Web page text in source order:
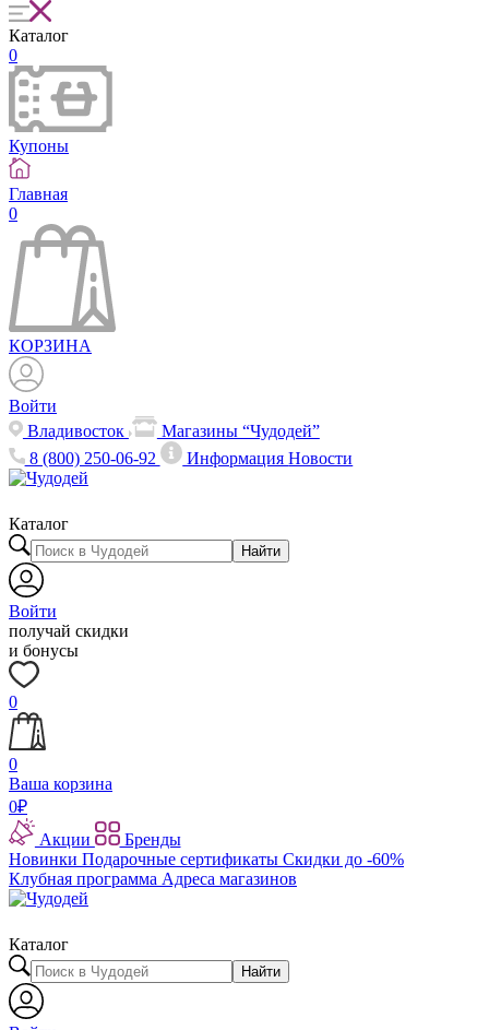
Каталог
0
Купоны
Главная
0
КОРЗИНА
Войти
Владивосток
Магазины “Чудодей”
8 (800) 250-06-92
ИнформацияНовости
Каталог
Найти
Войти
получай скидки
и бонусы
0
0
Ваша корзина
0₽
Акции
Бренды
Новинки Подарочные сертификаты Скидки до -60%
Клубная программа Адреса магазинов
Каталог
Найти